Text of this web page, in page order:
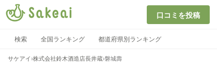
口コミを投稿
検索 全国ランキング 都道府県別ランキング
サケアイ ›株式会社鈴木酒造店長井蔵›磐城壽